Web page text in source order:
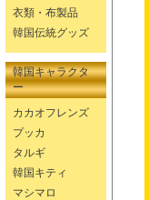
衣類・布製品
韓国伝統グッズ
韓国キャラクタ
ー
カカオフレンズ
プッカ
タルギ
韓国キティ
マシマロ